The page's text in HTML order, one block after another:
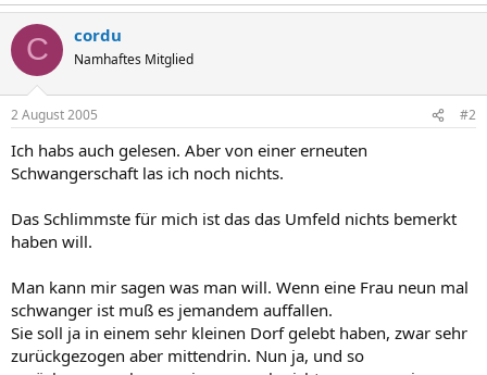
C cordu
Namhaftes Mitglied
2 August 2005 #2
Ich habs auch gelesen. Aber von einer erneuten
Schwangerschaft las ich noch nichts.
Das Schlimmste für mich ist das das Umfeld nichts bemerkt
haben will.
Man kann mir sagen was man will. Wenn eine Frau neun mal
schwanger ist muß es jemandem auffallen.
Sie soll ja in einem sehr kleinen Dorf gelebt haben, zwar sehr
zurückgezogen aber mittendrin. Nun ja, und so